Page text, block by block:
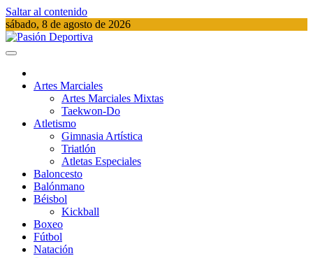
Saltar al contenido
sábado, 8 de agosto de 2026
Artes Marciales
Artes Marciales Mixtas
Taekwon-Do
Atletismo
Gimnasia Artística
Triatlón​
Atletas Especiales
Baloncesto
Balónmano
Béisbol
Kickball​
Boxeo
Fútbol
Natación​